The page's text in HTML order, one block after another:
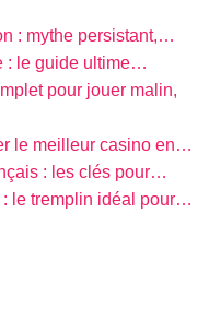
: mythe persistant,…
: le guide ultime…
pour jouer malin,
le meilleur casino en…
: les clés pour…
: le tremplin idéal pour…